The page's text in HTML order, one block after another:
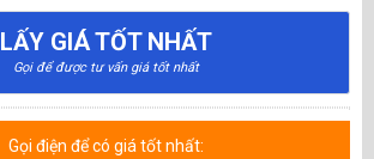
LẤY GIÁ TỐT NHẤT
Gọi để được tư vấn giá tốt nhất
Gọi điện để có giá tốt nhất: